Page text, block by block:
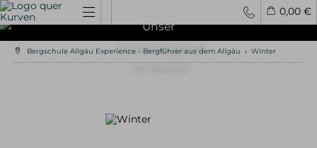
0,00 €
Spontantouren Privattouren Tourenfinder
4000er Hochtouren
Unser
Tourenangebot
im Winter
Bergschule Allgäu Experience - Bergführer aus dem Allgäu › Winter